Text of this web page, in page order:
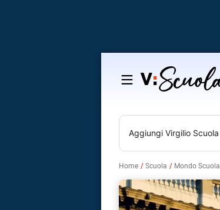
Salta
contenuto
Aggiungi Virgilio Scuola
Home Scuola Mondo Scuola